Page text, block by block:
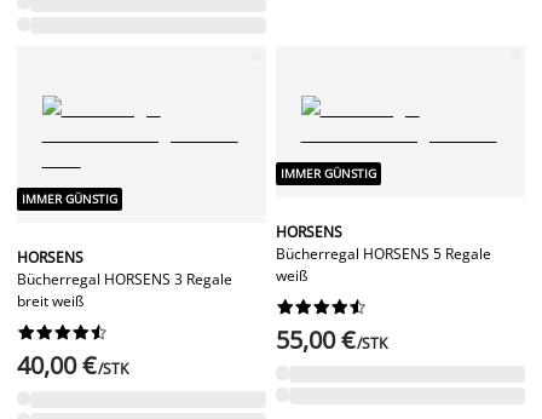
IMMER GÜNSTIG
HORSENS
Bücherregal HORSENS 3 Regale
breit weiß






40,00 €/STK
IMMER GÜNSTIG
HORSENS
Bücherregal HORSENS 5 Regale
weiß






55,00 €/STK